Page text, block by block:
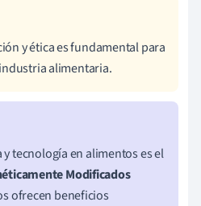
y ética es fundamental para
alimentaria.
tecnología en alimentos es el
Modificados
ofrecen beneficios